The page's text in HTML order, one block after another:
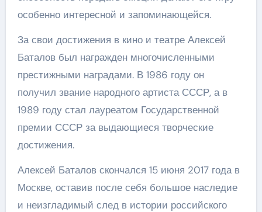
особенно интересной и запоминающейся.
За свои достижения в кино и театре Алексей
Баталов был награжден многочисленными
престижными наградами. В 1986 году он
получил звание народного артиста СССР, а в
1989 году стал лауреатом Государственной
премии СССР за выдающиеся творческие
достижения.
Алексей Баталов скончался 15 июня 2017 года в
Москве, оставив после себя большое наследие
и неизгладимый след в истории российского